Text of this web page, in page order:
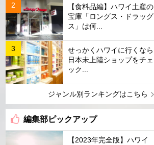
【食料品編】ハワイ土産の
宝庫「ロングス・ドラッグ
ス」は何...
せっかくハワイに行くなら
日本未上陸ショップをチェ
ック...
ジャンル別ランキングはこちら
編集部ピックアップ
【2023年完全版】ハワイ